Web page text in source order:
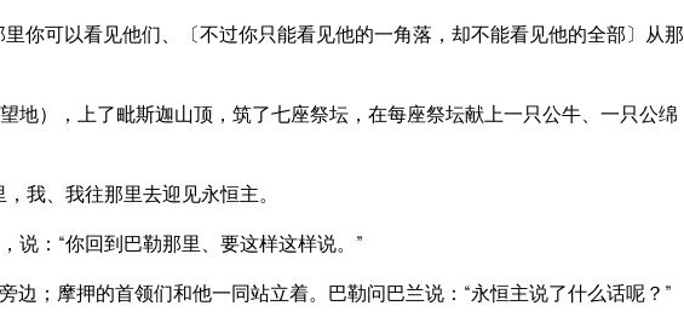
你可以看见他们、〔不过你只能看见他的一角落，却不能看见他的全部〕从那
地），上了毗斯迦山顶，筑了七座祭坛，在每座祭坛献上一只公牛、一只公绵
我、我往那里去迎见永恒主。
说：“你回到巴勒那里、要这样这样说。”
边；摩押的首领们和他一同站立着。巴勒问巴兰说：“永恒主说了什么话呢？”